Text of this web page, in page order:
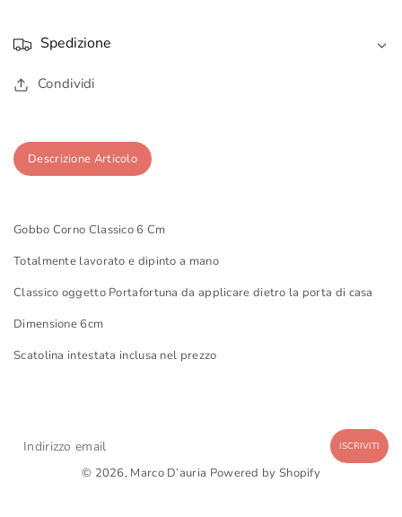
Spedizione
Condividi
Descrizione Articolo
Gobbo Corno Classico 6 Cm
Totalmente lavorato e dipinto a mano
Classico oggetto Portafortuna da applicare dietro la porta di casa
Dimensione 6cm
Scatolina intestata inclusa nel prezzo
ISCRIVITI
© 2026, Marco D’auria Powered by Shopify